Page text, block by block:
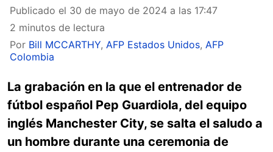
Publicado el 30 de mayo de 2024 a las 17:47
2 minutos de lectura
Por Bill MCCARTHY, AFP Estados Unidos, AFP
Colombia
La grabación en la que el entrenador de
fútbol español Pep Guardiola, del equipo
inglés Manchester City, se salta el saludo a
un hombre durante una ceremonia de